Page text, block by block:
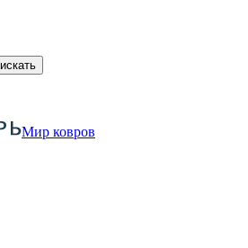
искать
Мир ковров